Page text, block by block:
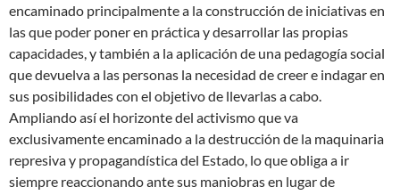
encaminado principalmente a la construcción de iniciativas en
las que poder poner en práctica y desarrollar las propias
capacidades, y también a la aplicación de una pedagogía social
que devuelva a las personas la necesidad de creer e indagar en
sus posibilidades con el objetivo de llevarlas a cabo.
Ampliando así el horizonte del activismo que va
exclusivamente encaminado a la destrucción de la maquinaria
represiva y propagandística del Estado, lo que obliga a ir
siempre reaccionando ante sus maniobras en lugar de